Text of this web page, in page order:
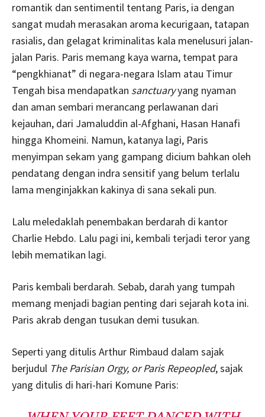
romantik dan sentimentil tentang Paris, ia dengan
sangat mudah merasakan aroma kecurigaan, tatapan
rasialis, dan gelagat kriminalitas kala menelusuri jalan-
jalan Paris. Paris memang kaya warna, tempat para
“pengkhianat” di negara-negara Islam atau Timur
Tengah bisa mendapatkan sanctuaryyang nyaman
dan aman sembari merancang perlawanan dari
kejauhan, dari Jamaluddin al-Afghani, Hasan Hanafi
hingga Khomeini. Namun, katanya lagi, Paris
menyimpan sekam yang gampang dicium bahkan oleh
pendatang dengan indra sensitif yang belum terlalu
lama menginjakkan kakinya di sana sekali pun.
Lalu meledaklah penembakan berdarah di kantor
Charlie Hebdo. Lalu pagi ini, kembali terjadi teror yang
lebih mematikan lagi.
Paris kembali berdarah. Sebab, darah yang tumpah
memang menjadi bagian penting dari sejarah kota ini.
Paris akrab dengan tusukan demi tusukan.
Seperti yang ditulis Arthur Rimbaud dalam sajak
berjudul The Parisian Orgy, or Paris Repeopled, sajak
yang ditulis di hari-hari Komune Paris: